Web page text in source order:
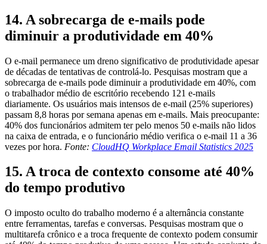
14. A sobrecarga de e-mails pode
diminuir a produtividade em 40%
O e-mail permanece um dreno significativo de produtividade apesar
de décadas de tentativas de controlá-lo. Pesquisas mostram que a
sobrecarga de e-mails pode diminuir a produtividade em 40%, com
o trabalhador médio de escritório recebendo 121 e-mails
diariamente. Os usuários mais intensos de e-mail (25% superiores)
passam 8,8 horas por semana apenas em e-mails. Mais preocupante:
40% dos funcionários admitem ter pelo menos 50 e-mails não lidos
na caixa de entrada, e o funcionário médio verifica o e-mail 11 a 36
vezes por hora. Fonte: CloudHQ Workplace Email Statistics 2025
15. A troca de contexto consome até 40%
do tempo produtivo
O imposto oculto do trabalho moderno é a alternância constante
entre ferramentas, tarefas e conversas. Pesquisas mostram que o
multitarefa crônico e a troca frequente de contexto podem consumir